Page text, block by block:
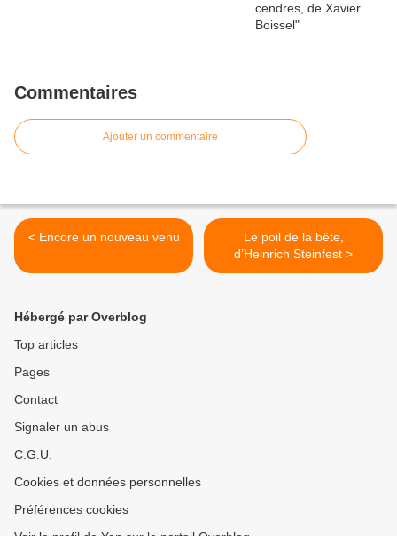
Commentaires
Ajouter un commentaire
< Encore un nouveau venu
Le poil de la bête,
d’Heinrich Steinfest >
Hébergé par Overblog
Top articles
Pages
Contact
Signaler un abus
C.G.U.
Cookies et données personnelles
Préférences cookies